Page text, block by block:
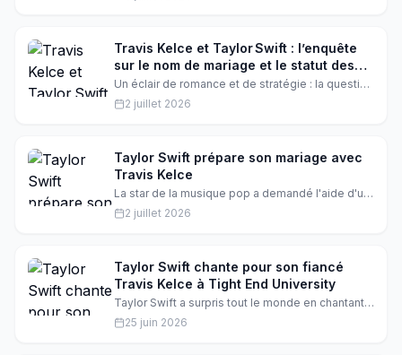
Sandler. Les détails de leur union sont déjà dans
Travis Kelce et Taylor Swift : l’enquête
sur le nom de mariage et le statut des
masters
Un éclair de romance et de stratégie : la question
du nom de mariage de Travis Kelce et
Taylor Swift fait vibrer les réseaux, tandis que les
2 juillet 2026
Taylor Swift prépare son mariage avec
Travis Kelce
La star de la musique pop a demandé l'aide d'un
de ses restaurants préférés à New York pour son
mariage. Taylor Swift et son fiancé ont été
2 juillet 2026
Taylor Swift chante pour son fiancé
Travis Kelce à Tight End University
Taylor Swift a surpris tout le monde en chantant à
l'événement Tight End University de son fiancé
Travis Kelce. La chanteuse a interprété son tube
25 juin 2026